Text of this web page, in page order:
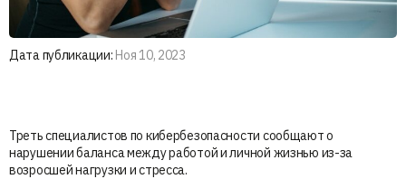
Дата публикации: Ноя 10, 2023
Треть специалистов по кибербезопасности сообщают о
нарушении баланса между работой и личной жизнью из-за
возросшей нагрузки и стресса.